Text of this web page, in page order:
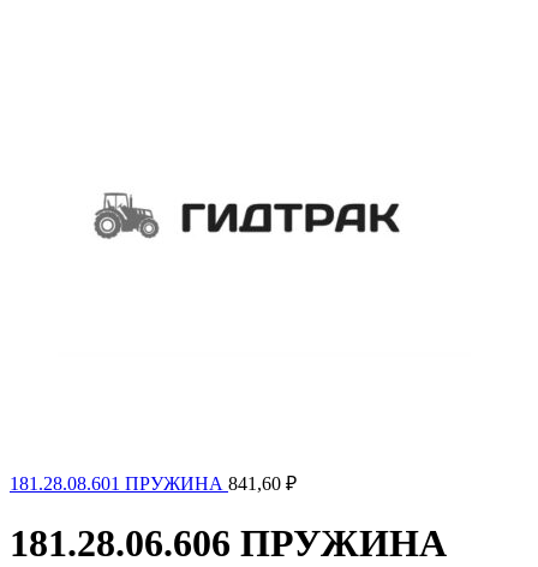
181.28.08.601 ПРУЖИНА 841,60 ₽
181.28.06.606 ПРУЖИНА